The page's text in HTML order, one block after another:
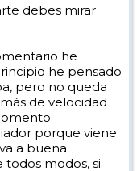
debes mirar
he
he pensado
pero no queda
de velocidad
porque viene
a buena
modos, si